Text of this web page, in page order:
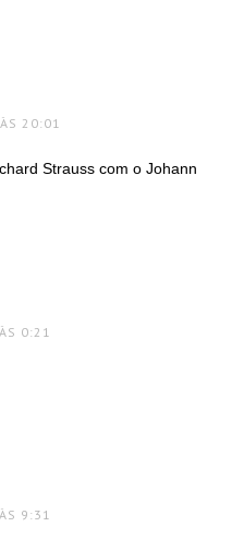
20:01
Strauss com o Johann
0:21
9:31